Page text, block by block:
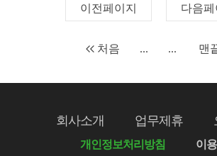
이전페이지 다음페
처음 ... ... 맨
회사소개 업무제휴
개인정보처리방침 이